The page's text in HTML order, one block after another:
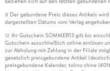
8 Der gebundene Preis dieses Artikels
dargestellten Datums vom Verlag
12 Ihr Gutschein SOMMER13 gilt bis
Gutschein ausschließlich online einlösen
zur Abholung mit Zahlung in der Filiale
gesetzlich preisgebundene Artikel
preisgebundene Kalender, tolino shine